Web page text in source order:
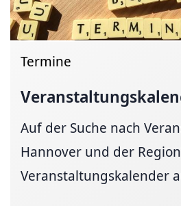
Termine
Auf der Suche nach
Hannover und der
Veranstaltungskalender